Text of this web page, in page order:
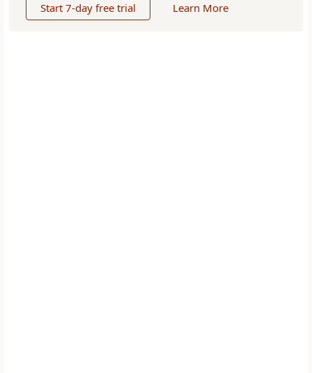
Start 7-day free trial Learn More